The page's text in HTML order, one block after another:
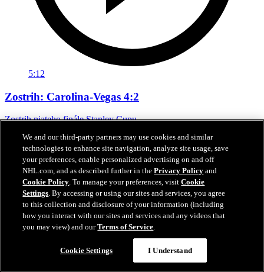
5:12
Zostrih: Carolina-Vegas 4:2
Zostrih piateho finále Stanley Cupu
12. jún 2026
We and our third-party partners may use cookies and similar
technologies to enhance site navigation, analyze site usage, save
your preferences, enable personalized advertising on and off
NHL.com, and as described further in thePrivacy Policy and
Cookie Policy. To manage your preferences, visitCookie
Settings. By accessing or using our sites and services, you agree
to this collection and disclosure of your information (including
how you interact with our sites and services and any videos that
you may view) and ourTerms of Service.
Cookie Settings I Understand